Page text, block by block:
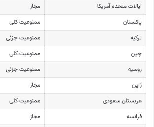
ایالات متحده آمریکا
مجاز
پاکستان
ممنوعیت کلی
ترکیه
ممنوعیت جزئی
چین
ممنوعیت کلی
روسیه
ممنوعیت جزئی
ژاپن
مجاز
عربستان سعودی
ممنوعیت کلی
فرانسه
مجاز